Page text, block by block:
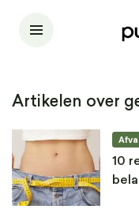
Artikelen over
10